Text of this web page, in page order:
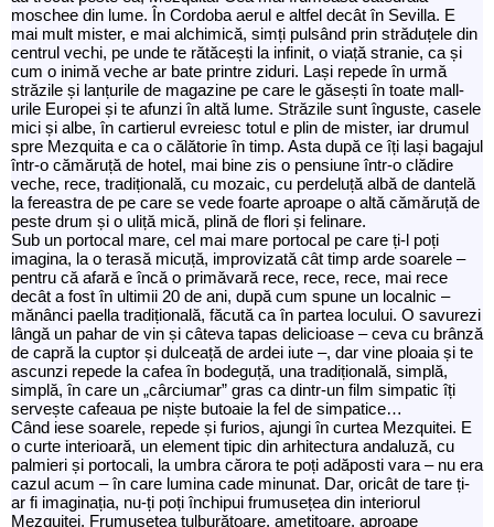
moschee din lume. În Cordoba aerul e altfel decât în Sevilla. E
mai mult mister, e mai alchimică, simți pulsând prin străduțele din
centrul vechi, pe unde te rătăcești la infinit, o viață stranie, ca și
cum o inimă veche ar bate printre ziduri. Lași repede în urmă
străzile și lanțurile de magazine pe care le găsești în toate mall-
urile Europei și te afunzi în altă lume. Străzile sunt înguste, casele
mici și albe, în cartierul evreiesc totul e plin de mister, iar drumul
spre Mezquita e ca o călătorie în timp. Asta după ce îți lași bagajul
într-o cămăruță de hotel, mai bine zis o pensiune într-o clădire
veche, rece, tradițională, cu mozaic, cu perdeluță albă de dantelă
la fereastra de pe care se vede foarte aproape o altă cămăruță de
peste drum și o uliță mică, plină de flori și felinare.
Sub un portocal mare, cel mai mare portocal pe care ți-l poți
imagina, la o terasă micuță, improvizată cât timp arde soarele –
pentru că afară e încă o primăvară rece, rece, rece, mai rece
decât a fost în ultimii 20 de ani, după cum spune un localnic –
mănânci paella tradițională, făcută ca în partea locului. O savurezi
lângă un pahar de vin și câteva tapas delicioase – ceva cu brânză
de capră la cuptor și dulceață de ardei iute –, dar vine ploaia și te
ascunzi repede la cafea în bodeguță, una tradițională, simplă,
simplă, în care un „cârciumar” gras ca dintr-un film simpatic îți
servește cafeaua pe niște butoaie la fel de simpatice…
Când iese soarele, repede și furios, ajungi în curtea Mezquitei. E
o curte interioară, un element tipic din arhitectura andaluză, cu
palmieri și portocali, la umbra cărora te poți adăposti vara – nu era
cazul acum – în care lumina cade minunat. Dar, oricât de tare ți-
ar fi imaginația, nu-ți poți închipui frumusețea din interiorul
Mezquitei. Frumusețea tulburătoare, amețitoare, aproape